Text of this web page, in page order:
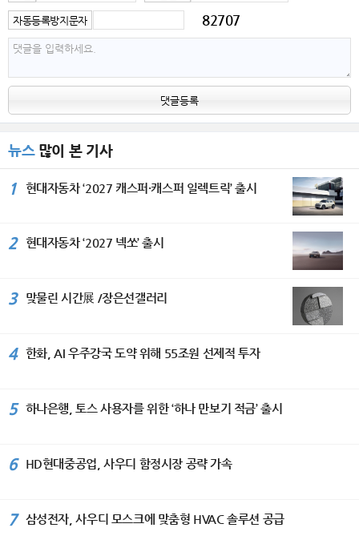
자동등록방지문자 82707
댓글등록
뉴스많이 본 기사
1 현대자동차 ‘2027 캐스퍼·캐스퍼 일렉트릭’ 출시
2 현대자동차 ‘2027 넥쏘’ 출시
3 맞물린 시간展 /장은선갤러리
4 한화, AI 우주강국 도약 위해 55조원 선제적 투자
5 하나은행, 토스 사용자를 위한 ‘하나 만보기 적금’ 출시
6 HD현대중공업, 사우디 함정시장 공략 가속
7 삼성전자, 사우디 모스크에 맞춤형 HVAC 솔루션 공급